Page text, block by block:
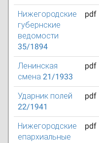
Нижегородские
губернские
ведомости
35/1894
pdf
Ленинская
смена 21/1933
pdf
Ударник полей
22/1941
pdf
Нижегородские
епархиальные
pdf